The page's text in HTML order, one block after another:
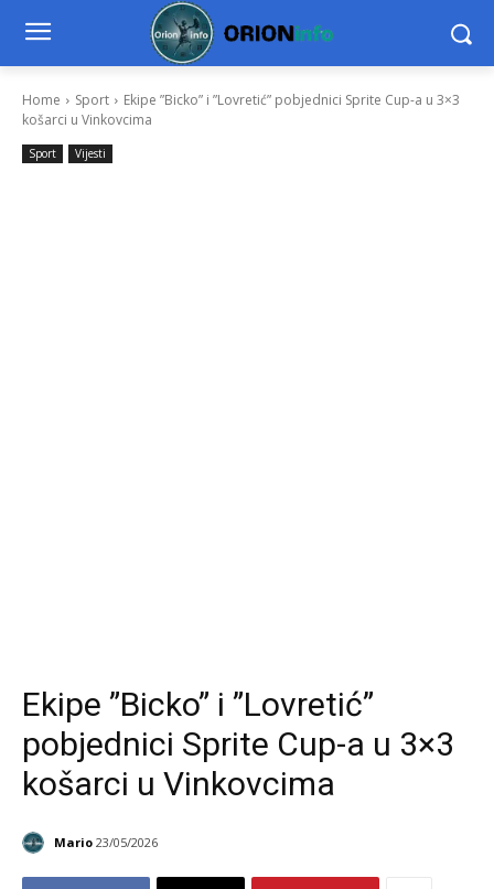
Home Sport
Ekipe ”Bicko” i ”Lovretić” pobjednici Sprite Cup-a u 3×3
košarci u Vinkovcima
Sport Vijesti
Ekipe ”Bicko” i ”Lovretić”
pobjednici Sprite Cup-a u 3×3
košarci u Vinkovcima
Mario 23/05/2026